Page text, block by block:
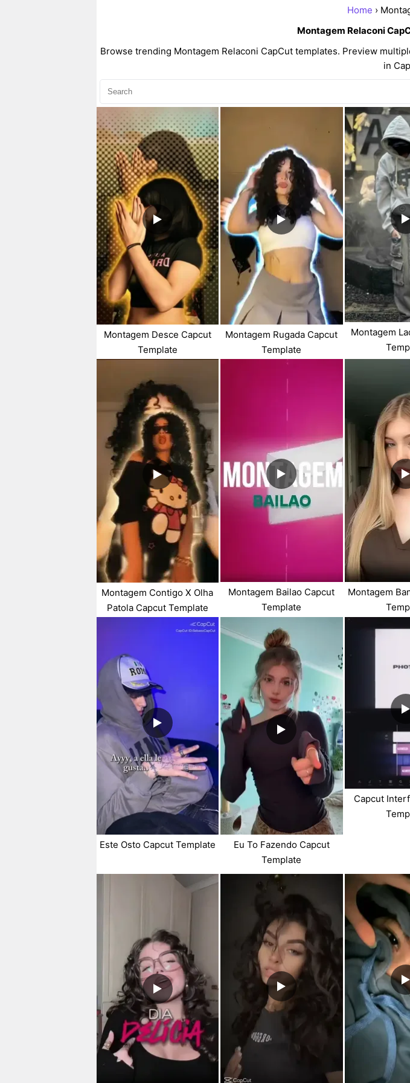
Home ›
Montagem Relaconi
Browse trending Montagem Relaconi CapCut templates. Preview
in
Montagem Desce Capcut
Template
Montagem Rugada Capcut
Template
Montagem
Montagem Contigo X Olha
Patola Capcut Template
Montagem Bailao Capcut
Template
Montagem
Este Osto Capcut Template
Eu To Fazendo Capcut
Template
Capcut